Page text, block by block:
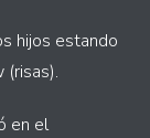
hijos estando
(risas).
en el